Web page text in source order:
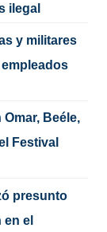
ilegal
y militares
Beéle,
Festival
presunto
el